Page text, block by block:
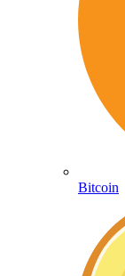
Bitcoin